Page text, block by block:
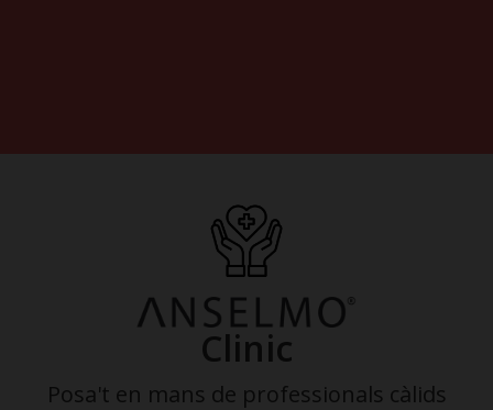
Clinic
Posa't en mans de professionals càlids